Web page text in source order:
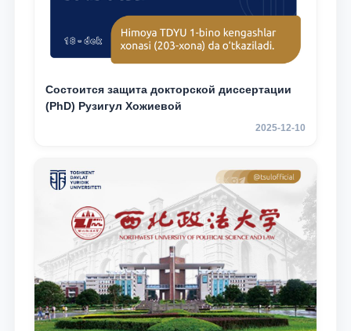
Состоится защита докторской диссертации
(PhD) Рузигул Xoжиевой
2025-12-10